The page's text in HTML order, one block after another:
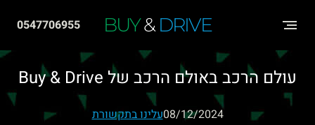
בְּאֲתָר
מֻפְעֶלֶת
BUY&DRIVE
0547706955
עולם הרכב באולם הרכב של Buy & Drive
08/12/2024עלינו בתקשורת